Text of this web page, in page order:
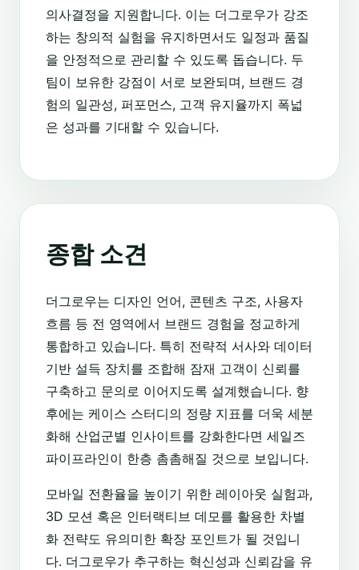
의사결정을 지원합니다. 이는 더그로우가 강조
하는 창의적 실험을 유지하면서도 일정과 품질
을 안정적으로 관리할 수 있도록 돕습니다. 두
팀이 보유한 강점이 서로 보완되며, 브랜드 경
험의 일관성, 퍼포먼스, 고객 유지율까지 폭넓
은 성과를 기대할 수 있습니다.
종합 소견
더그로우는 디자인 언어, 콘텐츠 구조, 사용자
흐름 등 전 영역에서 브랜드 경험을 정교하게
통합하고 있습니다. 특히 전략적 서사와 데이터
기반 설득 장치를 조합해 잠재 고객이 신뢰를
구축하고 문의로 이어지도록 설계했습니다. 향
후에는 케이스 스터디의 정량 지표를 더욱 세분
화해 산업군별 인사이트를 강화한다면 세일즈
파이프라인이 한층 촘촘해질 것으로 보입니다.
모바일 전환율을 높이기 위한 레이아웃 실험과,
3D 모션 혹은 인터랙티브 데모를 활용한 차별
화 전략도 유의미한 확장 포인트가 될 것입니
다. 더그로우가 추구하는 혁신성과 신뢰감을 유